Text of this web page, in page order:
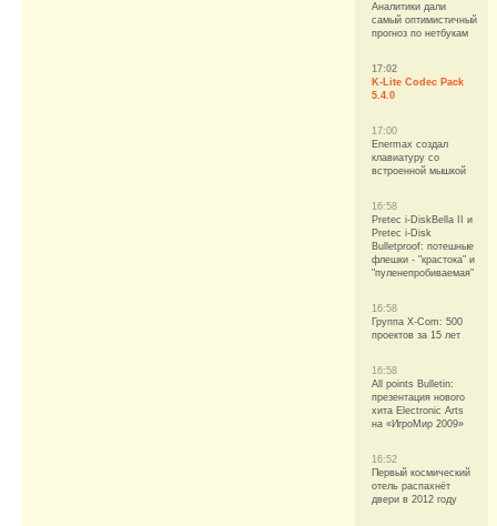
Аналитики дали
самый оптимистичный
прогноз по нетбукам
17:02
K-Lite Codec Pack
5.4.0
17:00
Enermax создал
клавиатуру со
встроенной мышкой
16:58
Pretec i-DiskBella II и
Pretec i-Disk
Bulletproof: потешные
флешки - "крастока" и
"пуленепробиваемая"
16:58
Группа X-Com: 500
проектов за 15 лет
16:58
All points Bulletin:
презентация нового
хита Electronic Arts
на «ИгроМир 2009»
16:52
Первый космический
отель распахнёт
двери в 2012 году